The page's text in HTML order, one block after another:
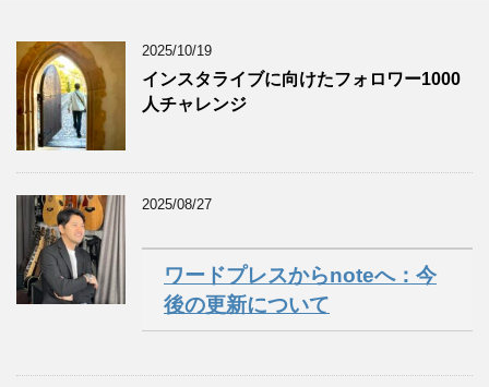
2025/10/19
インスタライブに向けたフォロワー1000
人チャレンジ
2025/08/27
ワードプレスからnoteへ：今
後の更新について